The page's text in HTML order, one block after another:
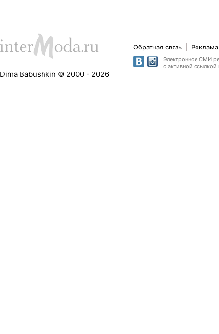
Dima Babushkin © 2000 - 2026
Обратная связь
Электронное СМИ
с активной ссылкой